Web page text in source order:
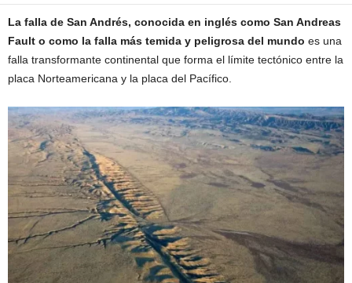
La falla de San Andrés, conocida en inglés como San Andreas
Fault o como la falla más temida y peligrosa del mundo es una
falla transformante continental que forma el límite tectónico entre la
placa Norteamericana y la placa del Pacífico.